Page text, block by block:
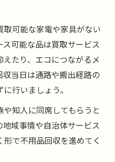
可能な家電や家具がない
可能な品は買取サービス
たり、エコにつながるメ
当日は通路や搬出経路の
行いましょう。
知人に同席してもらうと
域事情や自治体サービス
で不用品回収を進めてく